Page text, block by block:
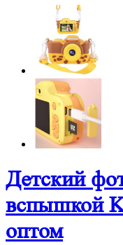
Детский
вспышкой
оптом